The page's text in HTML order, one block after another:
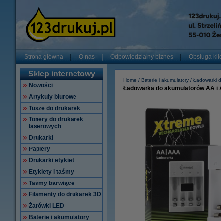
Strona główna O nas Odpowiedzialny biznes Obsługa
Sklep internetowy
Nowości
Artykuły biurowe
Tusze do drukarek
Tonery do drukarek
laserowych
Drukarki
Papiery
Drukarki etykiet
Etykiety i taśmy
Taśmy barwiące
Filamenty do drukarek 3D
Żarówki LED
Baterie i akumulatory
Home Baterie i akumulatory Ładowarki
Ładowarka do akumulatorów AA i